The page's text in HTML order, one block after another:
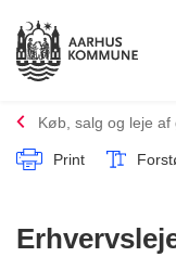
Køb, salg og leje
Print